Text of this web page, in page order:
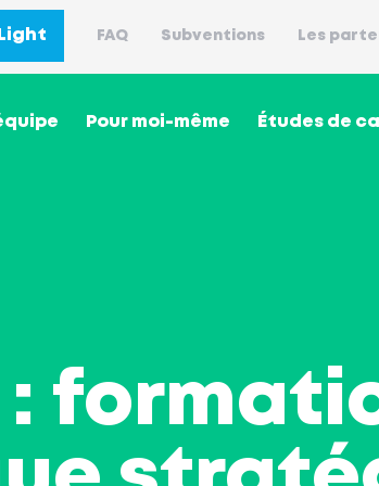
FAQ Subventions Les
Pour moi-même Études de